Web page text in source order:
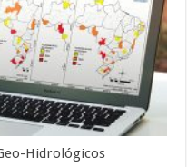
Hidrológicos